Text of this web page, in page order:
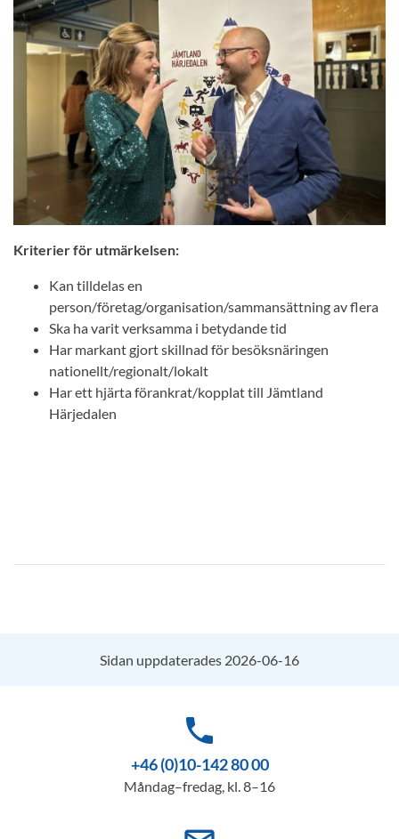
Kriterier för utmärkelsen:
Kan tilldelas en
person/företag/organisation/sammansättning av flera
Ska ha varit verksamma i betydande tid
Har markant gjort skillnad för besöksnäringen
nationellt/regionalt/lokalt
Har ett hjärta förankrat/kopplat till Jämtland
Härjedalen
Sidan uppdaterades 2026-06-16
phone
+46 (0)10-142 80 00
Måndag–fredag, kl. 8–16